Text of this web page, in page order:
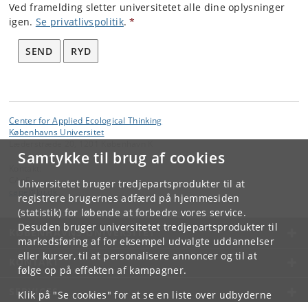
Samtykke til brug af cookies
Universitetet bruger tredjepartsprodukter til at
registrere brugernes adfærd på hjemmesiden
(statistik) for løbende at forbedre vores service.
Desuden bruger universitetet tredjepartsprodukter til
markedsføring af for eksempel udvalgte uddannelser
eller kurser, til at personalisere annoncer og til at
følge op på effekten af kampagner.
Klik på "Se cookies" for at se en liste over udbyderne
Ved framelding sletter universitetet alle dine oplysninger
igen. Se privatlivspolitik.*
SEND RYD
Center for Applied Ecological Thinking
Københavns Universitet
CApE
KØBENHAVNS UNIVERSITET
KONTAKT
SERVICES